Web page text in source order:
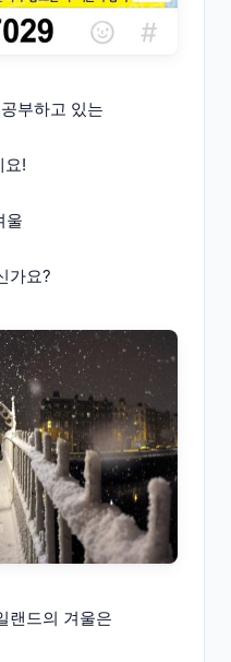
부하고 있는
요!
울
가요?
랜드의 겨울은